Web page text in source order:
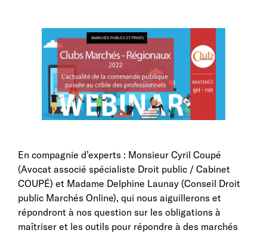
En compagnie d’experts : Monsieur Cyril Coupé
(Avocat associé spécialiste Droit public / Cabinet
COUPÉ) et Madame Delphine Launay (Conseil Droit
public Marchés Online), qui nous aiguillerons et
répondront à nos question sur les obligations à
maîtriser et les outils pour répondre à des marchés